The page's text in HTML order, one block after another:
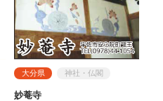
大分県 神社・仏閣
妙菴寺